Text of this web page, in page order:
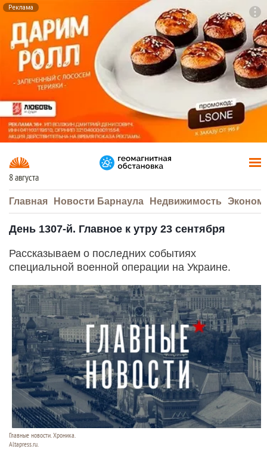
Реклама
8 августа
Главная Новости Барнаула Недвижимость
День 1307-й. Главное к утру 23 сентября
Рассказываем о последних событиях
специальной военной операции на Украине.
Главные новости. Хроника.
Altapress.ru.